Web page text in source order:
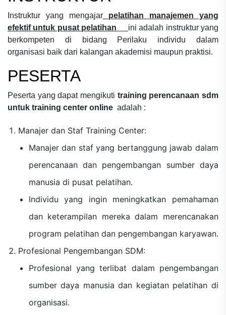
Instruktur yang mengajar
pelatihan manajemen yang
efektif untuk pusat pelatihan
ini adalah instruktur yang
berkompeten di bidang Perilaku individu dalam
organisasi baik dari kalangan akademisi maupun praktisi.
PESERTA
Peserta yang dapat mengikuti training perencanaan sdm
untuk training center online adalah :
Manajer dan Staf Training Center:
Manajer dan staf yang bertanggung jawab dalam
perencanaan dan pengembangan sumber daya
manusia di pusat pelatihan.
Individu yang ingin meningkatkan pemahaman
dan keterampilan mereka dalam merencanakan
program pelatihan dan pengembangan karyawan.
Profesional Pengembangan SDM:
Profesional yang terlibat dalam pengembangan
sumber daya manusia dan kegiatan pelatihan di
organisasi.